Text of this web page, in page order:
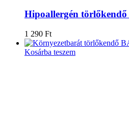
Hipoallergén törlőkendő
1 290 Ft
Kosárba teszem